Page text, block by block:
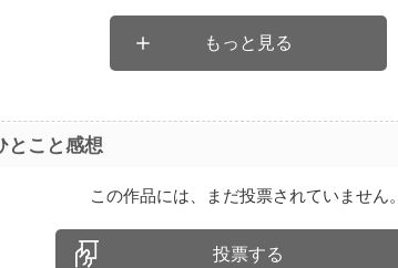
もっと見る
とこと感想
この作品には、まだ投票されていません。
投票する